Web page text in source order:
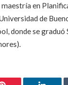
en
de
donde se graduó